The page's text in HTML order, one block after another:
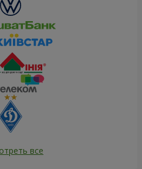
все